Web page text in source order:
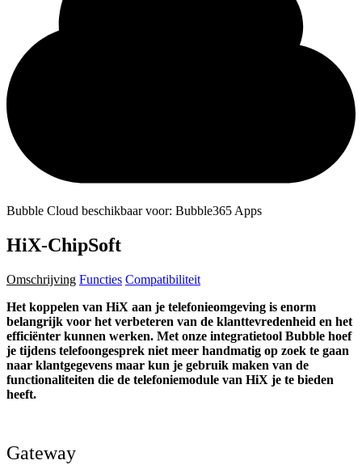
Bubble Cloud beschikbaar voor: Bubble365 Apps
HiX-ChipSoft
Omschrijving Functies Compatibiliteit
Het koppelen van HiX aan je telefonieomgeving is enorm
belangrijk voor het verbeteren van de klanttevredenheid en het
efficiënter kunnen werken. Met onze integratietool Bubble hoef
je tijdens telefoongesprek niet meer handmatig op zoek te gaan
naar klantgegevens maar kun je gebruik maken van de
functionaliteiten die de telefoniemodule van HiX je te bieden
heeft.
Gateway